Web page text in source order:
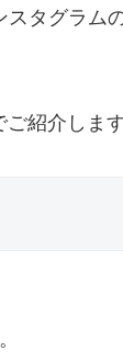
タグラム
紹介します